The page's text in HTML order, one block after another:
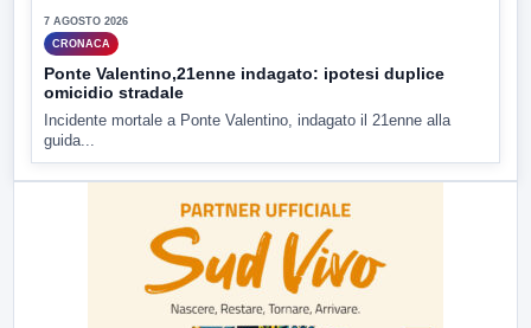
7 AGOSTO 2026
CRONACA
Ponte Valentino,21enne indagato: ipotesi duplice
omicidio stradale
Incidente mortale a Ponte Valentino, indagato il 21enne alla
guida...